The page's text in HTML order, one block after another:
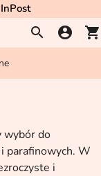
search account_circle shopping_cart
wybór do
parafinowych. W
i